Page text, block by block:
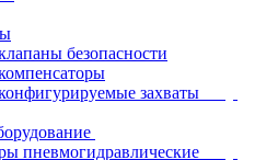
безопасности
захваты
пневмогидравлические